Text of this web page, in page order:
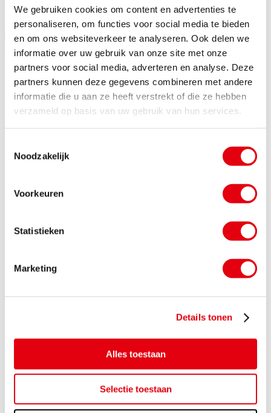
We gebruiken cookies om content en advertenties te
personaliseren, om functies voor social media te bieden
en om ons websiteverkeer te analyseren. Ook delen we
informatie over uw gebruik van onze site met onze
partners voor social media, adverteren en analyse. Deze
partners kunnen deze gegevens combineren met andere
informatie die u aan ze heeft verstrekt of die ze hebben
verzameld op basis van uw gebruik van hun services.
Noodzakelijk
Voorkeuren
Statistieken
Marketing
Details tonen
Alles toestaan
Selectie toestaan
Waarom wel of niet?
Zo niet, wat is er nodig om het alsnog succesvol te laten zijn?
Wat vind je de sterkste 3 punten uit je project/programma (tot
nu toe)?
Schaalbaarheid
In hoeverre is je project schaalbaar naar andere locaties in